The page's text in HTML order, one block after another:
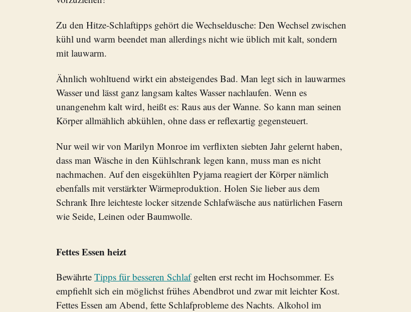
Zu den Hitze-Schlaftipps gehört die Wechseldusche: Den Wechsel zwischen
kühl und warm beendet man allerdings nicht wie üblich mit kalt, sondern
mit lauwarm.
Ähnlich wohltuend wirkt ein absteigendes Bad. Man legt sich in lauwarmes
Wasser und lässt ganz langsam kaltes Wasser nachlaufen. Wenn es
unangenehm kalt wird, heißt es: Raus aus der Wanne. So kann man seinen
Körper allmählich abkühlen, ohne dass er reflexartig gegensteuert.
Nur weil wir von Marilyn Monroe im verflixten siebten Jahr gelernt haben,
dass man Wäsche in den Kühlschrank legen kann, muss man es nicht
nachmachen. Auf den eisgekühlten Pyjama reagiert der Körper nämlich
ebenfalls mit verstärkter Wärmeproduktion. Holen Sie lieber aus dem
Schrank Ihre leichteste locker sitzende Schlafwäsche aus natürlichen Fasern
wie Seide, Leinen oder Baumwolle.
Fettes Essen heizt
Bewährte Tipps für besseren Schlafgelten erst recht im Hochsommer. Es
empfiehlt sich ein möglichst frühes Abendbrot und zwar mit leichter Kost.
Fettes Essen am Abend, fette Schlafprobleme des Nachts. Alkohol im